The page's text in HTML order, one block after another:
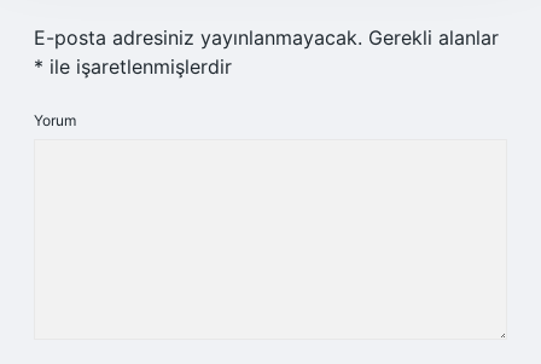
E-posta adresiniz yayınlanmayacak. Gerekli alanlar
* ile işaretlenmişlerdir
Yorum